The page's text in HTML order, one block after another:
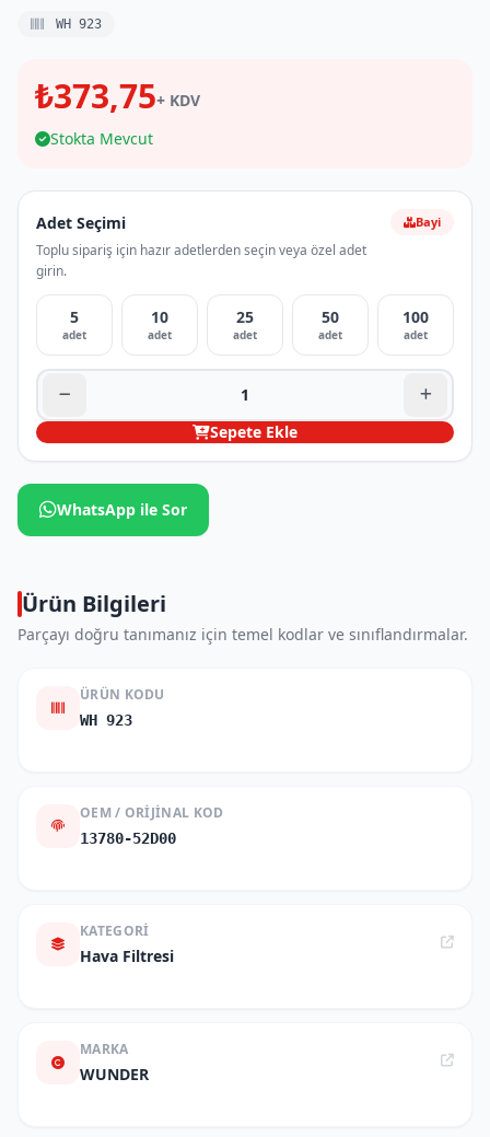
WH 923
₺373,75+ KDV
Stokta Mevcut
Adet Seçimi
Toplu sipariş için hazır adetlerden seçin veya özel adet
girin.
Bayi
5
adet
10
adet
25
adet
50
adet
100
adet
Sepete Ekle
WhatsApp ile Sor
Ürün Bilgileri
Parçayı doğru tanımanız için temel kodlar ve sınıflandırmalar.
ÜRÜN KODU
WH 923
OEM / ORIJINAL KOD
13780-52D00
KATEGORI
Hava Filtresi
MARKA
WUNDER